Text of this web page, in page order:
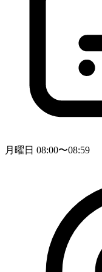
月曜日 08:00〜08:59